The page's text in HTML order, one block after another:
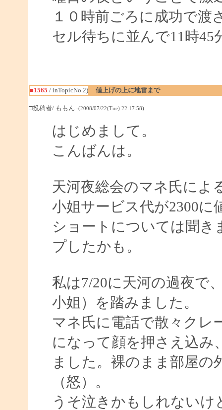
１０時前ごろに成功で渡
セル待ちに並んで11時45
■1565 / inTopicNo.2) 値上げの上に地雷まで
□投稿者/ ももん -(2008/07/22(Tue) 22:17:58)
はじめまして。
こんばんは。
天河夜総会のマネ氏によ
小姐サービス代が2300
ショートについては聞き
プしたかも。
私は7/20に天河の過夜で
小姐）を踏みました。
マネ氏に電話で散々クレ
になって顔を押さえ込み
ました。裸のまま部屋の
（怒）。
うそ泣きかもしれない